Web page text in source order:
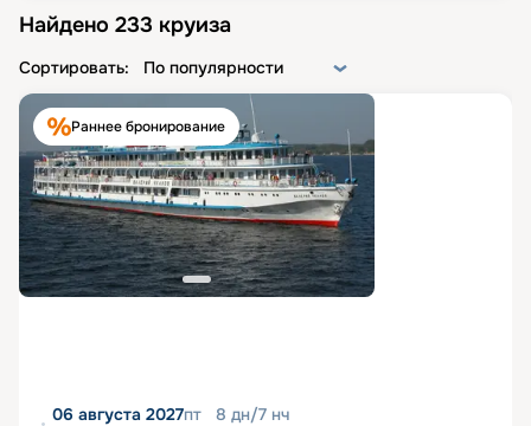
Найдено 233 круиза
Сортировать: По популярности
Раннее бронирование
06 августа 2027пт 8 дн/7 нч